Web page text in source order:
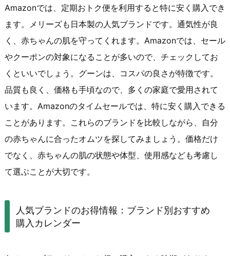
Amazonでは、定期おトク便を利用すると特に安く購入でき
ます。メリーズも日本製の人気ブランドです。通気性が良
く、赤ちゃんの肌を守ってくれます。Amazonでは、セール
やクーポンの対象になることが多いので、チェックしてお
くといいでしょう。グーンは、コスパの良さが特徴です。
品質も良く、価格も手頃なので、多くの家庭で愛用されて
います。Amazonのタイムセールでは、特に安く購入できる
ことがあります。これらのブランドを比較しながら、自分
の赤ちゃんに合ったオムツを探してみましょう。価格だけ
でなく、赤ちゃんの肌の状態や体型、使用感なども考慮し
て選ぶことが大切です。
人気ブランドのお得情報：ブランド別おすすめ
購入カレンダー